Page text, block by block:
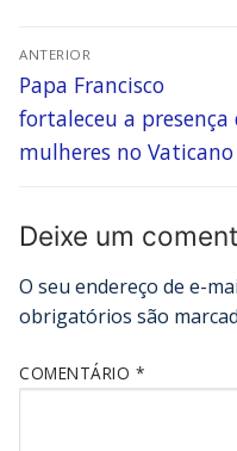
ANTERIOR
Papa Francisco
fortaleceu a presença
mulheres no Vaticano
Deixe um
O seu endereço de e-
obrigatórios são
COMENTÁRIO *